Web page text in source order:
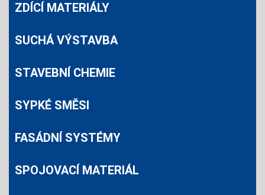
ZDÍCÍ MATERIÁLY
SUCHÁ VÝSTAVBA
STAVEBNÍ CHEMIE
SYPKÉ SMĚSI
FASÁDNÍ SYSTÉMY
SPOJOVACÍ MATERIÁL